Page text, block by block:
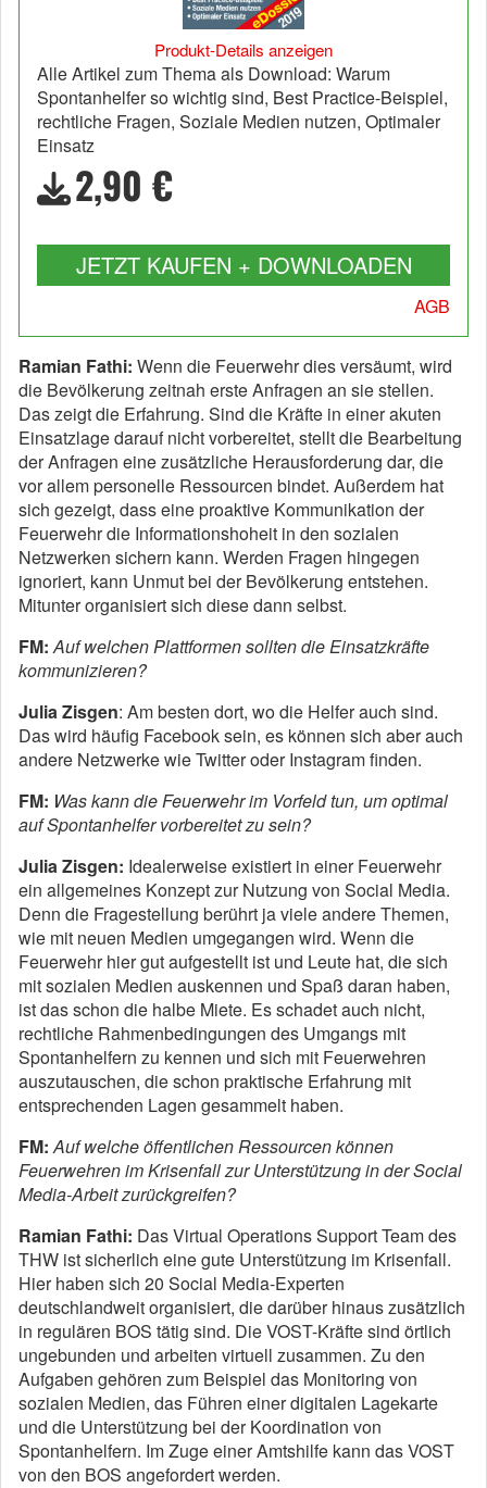
Produkt-Details anzeigen
Alle Artikel zum Thema als Download: Warum
Spontanhelfer so wichtig sind, Best Practice-Beispiel,
rechtliche Fragen, Soziale Medien nutzen, Optimaler
Einsatz
2,90 €
JETZT KAUFEN + DOWNLOADEN
AGB
Ramian Fathi: Wenn die Feuerwehr dies versäumt, wird
die Bevölkerung zeitnah erste Anfragen an sie stellen.
Das zeigt die Erfahrung. Sind die Kräfte in einer akuten
Einsatzlage darauf nicht vorbereitet, stellt die Bearbeitung
der Anfragen eine zusätzliche Herausforderung dar, die
vor allem personelle Ressourcen bindet. Außerdem hat
sich gezeigt, dass eine proaktive Kommunikation der
Feuerwehr die Informationshoheit in den sozialen
Netzwerken sichern kann. Werden Fragen hingegen
ignoriert, kann Unmut bei der Bevölkerung entstehen.
Mitunter organisiert sich diese dann selbst.
FM:Auf welchen Plattformen sollten die Einsatzkräfte
kommunizieren?
Julia Zisgen: Am besten dort, wo die Helfer auch sind.
Das wird häufig Facebook sein, es können sich aber auch
andere Netzwerke wie Twitter oder Instagram finden.
FM: Was kann die Feuerwehr im Vorfeld tun, um optimal
auf Spontanhelfer vorbereitet zu sein?
Julia Zisgen: Idealerweise existiert in einer Feuerwehr
ein allgemeines Konzept zur Nutzung von Social Media.
Denn die Fragestellung berührt ja viele andere Themen,
wie mit neuen Medien umgegangen wird. Wenn die
Feuerwehr hier gut aufgestellt ist und Leute hat, die sich
mit sozialen Medien auskennen und Spaß daran haben,
ist das schon die halbe Miete. Es schadet auch nicht,
rechtliche Rahmenbedingungen des Umgangs mit
Spontanhelfern zu kennen und sich mit Feuerwehren
auszutauschen, die schon praktische Erfahrung mit
entsprechenden Lagen gesammelt haben.
FM:Auf welche öffentlichen Ressourcen können
Feuerwehren im Krisenfall zur Unterstützung in der Social
Media-Arbeit zurückgreifen?
Ramian Fathi: Das Virtual Operations Support Team des
THW ist sicherlich eine gute Unterstützung im Krisenfall.
Hier haben sich 20 Social Media-Experten
deutschlandweit organisiert, die darüber hinaus zusätzlich
in regulären BOS tätig sind. Die VOST-Kräfte sind örtlich
ungebunden und arbeiten virtuell zusammen. Zu den
Aufgaben gehören zum Beispiel das Monitoring von
sozialen Medien, das Führen einer digitalen Lagekarte
und die Unterstützung bei der Koordination von
Spontanhelfern. Im Zuge einer Amtshilfe kann das VOST
von den BOS angefordert werden.